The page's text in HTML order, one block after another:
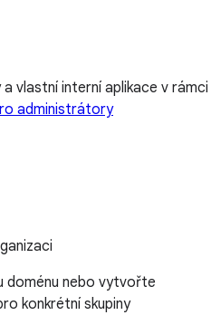
vlastní interní aplikace v rámci
administrátory
doménu nebo vytvořte
konkrétní skupiny